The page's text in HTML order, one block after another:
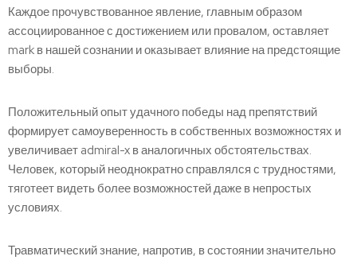
Каждое прочувствованное явление, главным образом
ассоциированное с достижением или провалом, оставляет
mark в нашей сознании и оказывает влияние на предстоящие
выборы.
Положительный опыт удачного победы над препятствий
формирует самоуверенность в собственных возможностях и
увеличивает admiral-x в аналогичных обстоятельствах.
Человек, который неоднократно справлялся с трудностями,
тяготеет видеть более возможностей даже в непростых
условиях.
Травматический знание, напротив, в состоянии значительно